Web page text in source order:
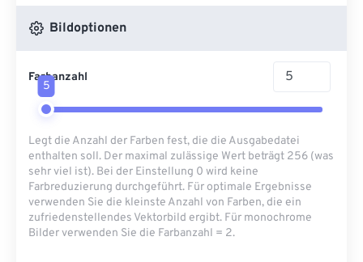
Bildoptionen
Farbanzahl
5
Legt die Anzahl der Farben fest, die die Ausgabedatei
enthalten soll. Der maximal zulässige Wert beträgt 256 (was
sehr viel ist). Bei der Einstellung 0 wird keine
Farbreduzierung durchgeführt. Für optimale Ergebnisse
verwenden Sie die kleinste Anzahl von Farben, die ein
zufriedenstellendes Vektorbild ergibt. Für monochrome
Bilder verwenden Sie die Farbanzahl = 2.